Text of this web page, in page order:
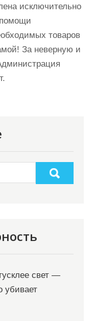
исключительно
товаров
За неверную и
свет —
убивает